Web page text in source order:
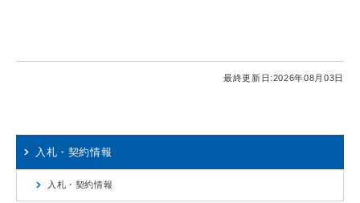
最終更新日:2026年08月03日
入札・契約情報
入札・契約情報